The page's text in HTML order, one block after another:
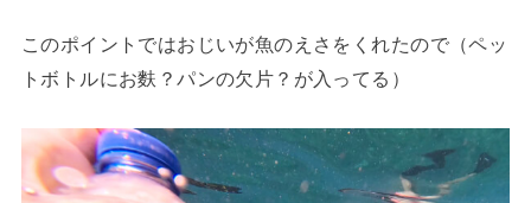
このポイントではおじいが魚のえさをくれたので（ペッ
トボトルにお麩？パンの欠片？が入ってる）